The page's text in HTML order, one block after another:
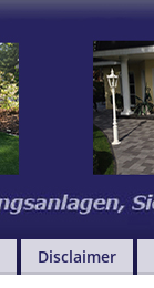
Disclaimer